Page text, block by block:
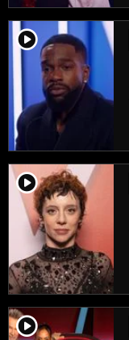
player2
player2
player2